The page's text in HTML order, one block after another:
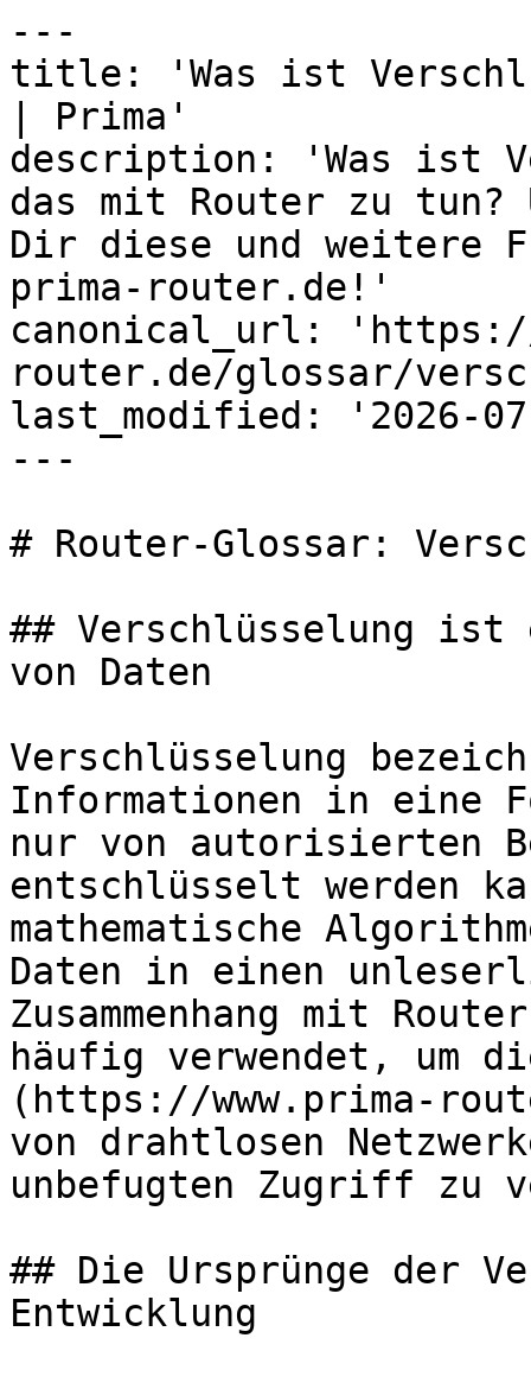
---
title: 'Was ist
| Prima'
description: 'Was ist
das mit Router zu tun?
Dir diese und weitere
prima-router.de!'
canonical_url: 'https://
router.de/glossar/
last_modified: '2026-
---
# Router-Glossar:
## Verschlüsselung ist
von Daten
Verschlüsselung
Informationen in eine
nur von autorisierten
entschlüsselt werden
mathematische
Daten in einen
Zusammenhang mit
häufig verwendet, um
(https://www.prima-
von drahtlosen
unbefugten Zugriff zu
## Die Ursprünge der
Entwicklung